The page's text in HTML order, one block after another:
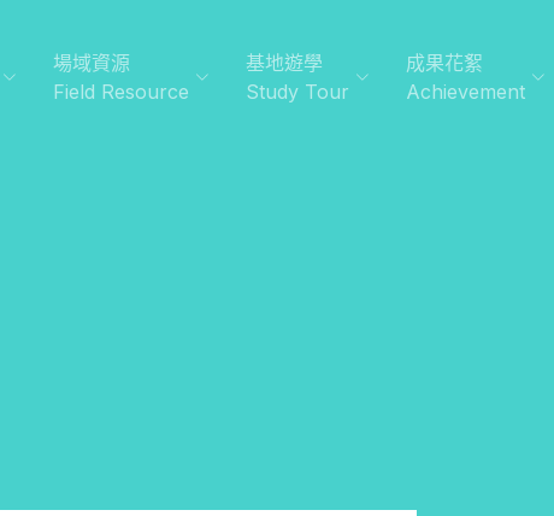
場域資源
Field Resource
基地遊學
Study Tour
成果花絮
Achievement